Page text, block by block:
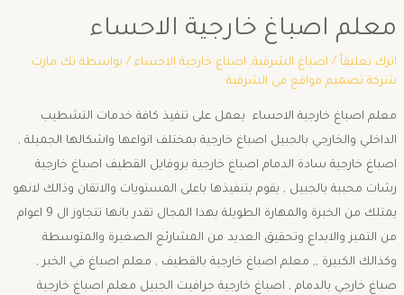
معلم اصباغ خارجية الاحساء
اترك تعليقاً / اصباغ الشرقية, اصباغ خارجية الاحساء/ بواسطة تك مارت
شركة تصميم مواقع في الشرقية
معلم اصباغ خارجية الاحساء يعمل على تنفيذ كافة خدمات التشطيب
الداخلي والخارجي بالجبيل اصباغ خارجية بمختلف انواعها واشكالها الجميلة ,
اصباغ خارجية سادة الدمام اصباغ خارجية بروفايل القطيف اصباغ خارجية
رشات محببة بالجبيل , يقوم بتنفيذها باعلى المستويات والاتقان وذالك لانهو
يمتلك من الخبرة والمهارة الطويلة بهذا المجال تقدر بانها تتجاوز ال 9 اعوام
من التميز والابداع وتحقيق العديد من المشارئع الصغيرة والمتوسطة
وكذالك الكبيرة ,, معلم اصباغ خارجية بالقطيف , معلم اصباغ في الخبر ,
صباغ خارجي بالدمام , اصباغ خارجية جرافيت الجبيل معلم اصباغ خارجية